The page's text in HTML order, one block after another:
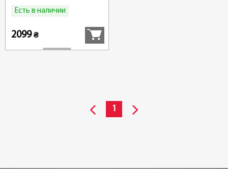
Есть в наличии
2099₴
1